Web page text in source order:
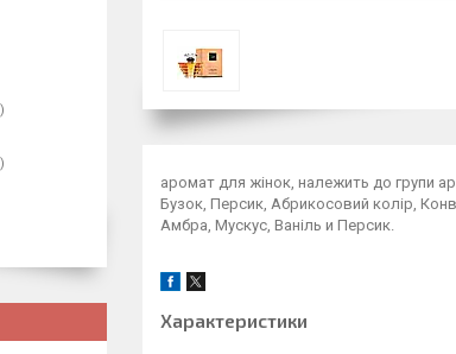
аромат для жінок, належить до групи
Бузок, Персик, Абрикосовий колір,
Амбра, Мускус, Ваніль и Персик.
Характеристики